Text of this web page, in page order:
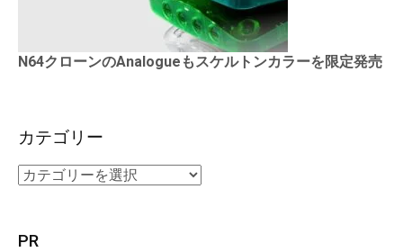
N64クローンのAnalogueもスケルトンカラーを限定発売
カテゴリー
PR